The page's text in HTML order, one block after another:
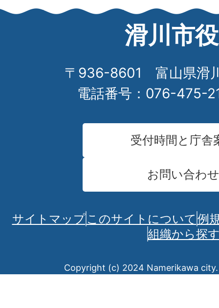
滑川市
〒936-8601 富山県滑
電話番号：076-475-
受付時間と庁舎
お問い合わせ
サイトマップこのサイトについて 例
組織から探
Copyright (c) 2024 Namerikawa